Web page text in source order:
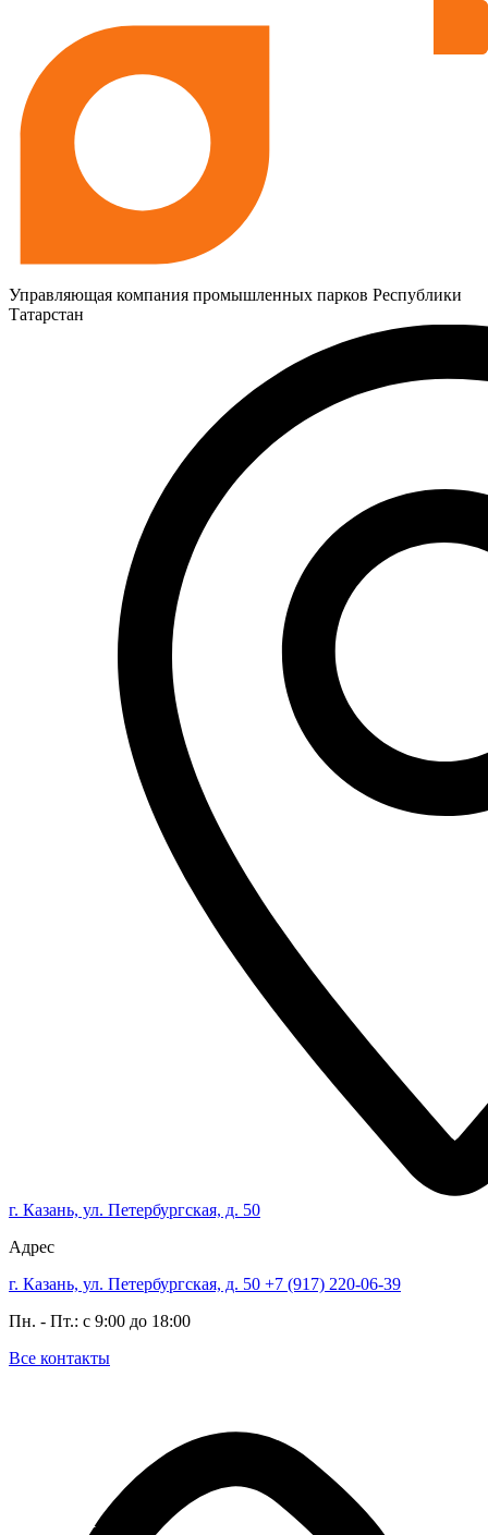
Управляющая компания промышленных парков Республики
Татарстан
г. Казань, ул. Петербургская, д. 50
Адрес
г. Казань, ул. Петербургская, д. 50 +7 (917) 220-06-39
Пн. - Пт.: с 9:00 до 18:00
Все контакты